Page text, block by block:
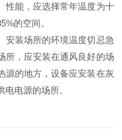
性能，应选择常年温度为十
的空间。
安装场所的环境温度切忌急
所，应安装在通风良好的场
源的地方，设备应安装在灰
电源的场所。